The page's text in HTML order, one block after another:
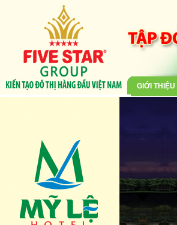
GIỚI THIỆU